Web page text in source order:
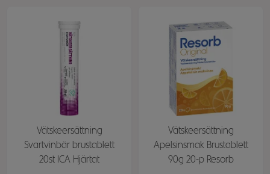
Vätskeersättning
Svartvinbär brustablett
20st ICA Hjärtat
Vätskeersättning
Apelsinsmak Brustablett
90g 20-p Resorb